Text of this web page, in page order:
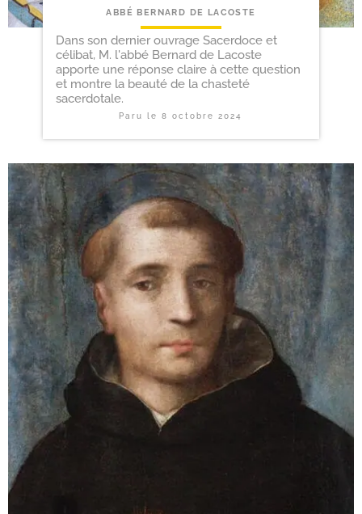
ABBÉ BERNARD DE LACOSTE
Dans son dernier ouvrage Sacerdoce et
célibat, M. l'abbé Bernard de Lacoste
apporte une réponse claire à cette question
et montre la beauté de la chasteté
sacerdotale.
Paru le8 octobre 2024